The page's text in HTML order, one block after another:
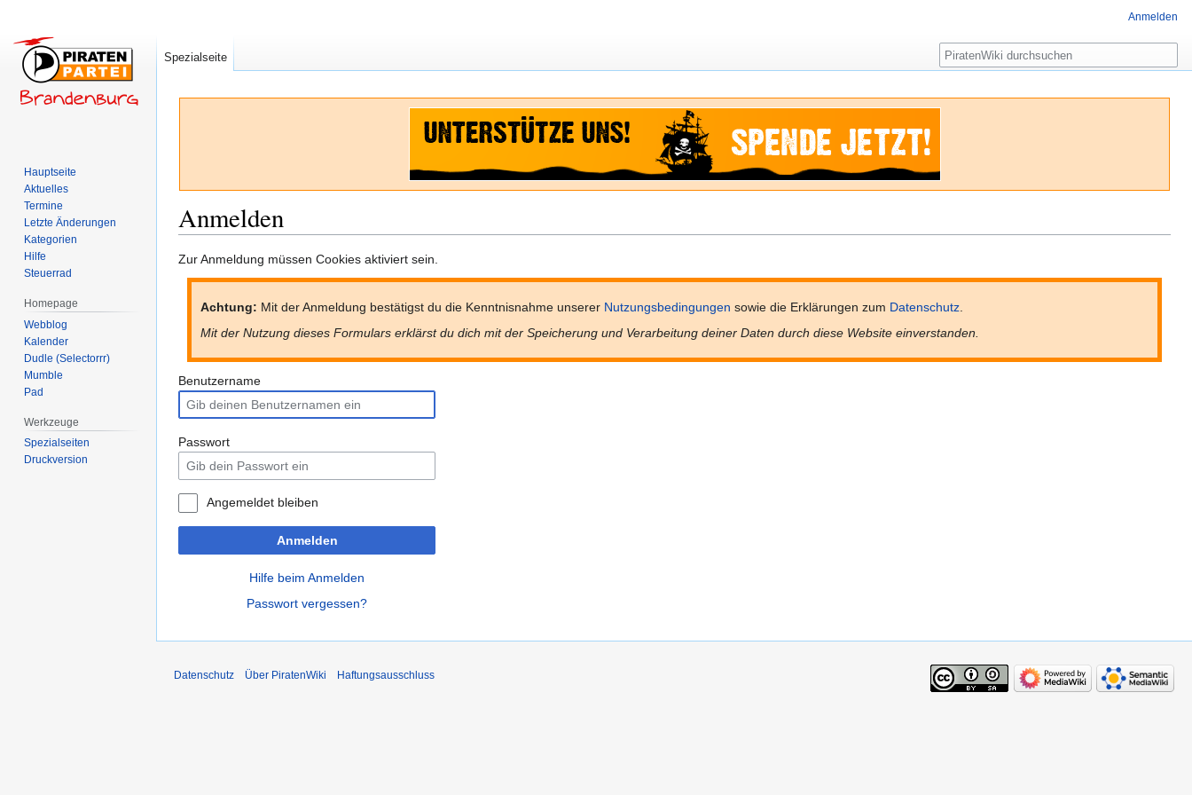
Anmelden
Zur
Navigation
Zur
Suche
Zur Anmeldung müssen Cookies aktiviert sein.
Achtung: Mit der Anmeldung bestätigst du die Kenntnisnahme unserer Nutzungsbedingungen sowie die Erklärungen zum Datenschutz
Mit der Nutzung dieses Formulars erklärst du dich mit der Speicherung und Verarbeitung deiner Daten durch diese Website einverstanden.
Benutzername
Passwort
Angemeldet bleiben
Anmelden
Hilfe beim Anmelden
Passwort vergessen?
Anmelden
Spezialseite Suche
Hauptseite
Aktuelles
Termine
Letzte Änderungen
Kategorien
Hilfe
Steuerrad
Homepage
Webblog
Kalender
Dudle (Selectorrr)
Mumble
Pad
Werkzeuge
Spezialseiten
Druckversion
Datenschutz Über PiratenWiki Haftungsausschluss